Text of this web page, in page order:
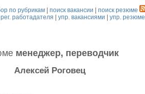
по рубрикам| поиск вакансии
поиск резюме
|рег. работадателя |упр. вакансиями |упр. резюме
менеджер, переводчик
Алексей Роговец